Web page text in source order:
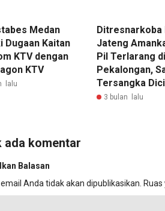
Medan
Dugaan Kaitan
KTV dengan
KTV
lalu
Ditresnarkoba
Jateng
Pil Terlarang di
Pekalongan,
Tersangka
3 bulan lalu
ada komentar
Balasan
Anda tidak akan dipublikasikan.